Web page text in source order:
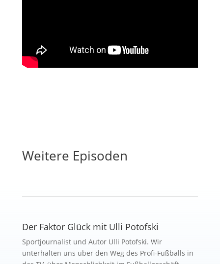
Weitere Episoden
Der Faktor Glück mit Ulli Potofski
Sportjournalist und Autor Ulli Potofski. Wir
unterhalten uns über den Weg des Profi-Fußballs in